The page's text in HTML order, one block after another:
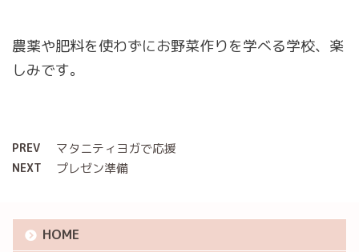
農薬や肥料を使わずにお野菜作りを学べる学校、楽
しみです。
PREV マタニティヨガで応援
NEXT プレゼン準備
HOME